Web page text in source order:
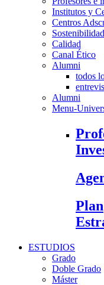
Institutos y
Centros
Sostenibilidad
Calidad
Canal Ético
Alumni
todos
Alumni
Menu-
Plan
ESTUDIOS
Grado
Doble Grado
Máster